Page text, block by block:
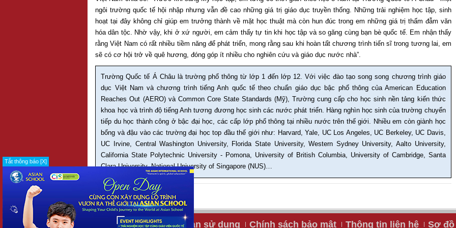
Tắt thông báo [X]
ngôi trường quốc tế hội nhập nhưng vẫn đề cao những giá trị giáo dục truyền thống. Những trải nghiệm học tập, sinh
hoạt tại đây không chỉ giúp em trưởng thành về mặt học thuật mà còn hun đúc trong em những giá trị thấm đẫm văn
hóa dân tộc. Nhờ vậy, khi ở xứ người, em cảm thấy tự tin khi học tập và so găng cùng bạn bè quốc tế. Em nhận thấy
rằng Việt Nam có rất nhiều tiềm năng để phát triển, mong rằng sau khi hoàn tất chương trình tiến sĩ trong tương lai, em
sẽ có cơ hội trở về quê hương, đóng góp ít nhiều cho nghiên cứu và giáo dục nước nhà”.
Trường Quốc tế Á Châu là trường phổ thông từ lớp 1 đến lớp 12. Với việc đào tạo song song chương trình giáo
dục Việt Nam và chương trình tiếng Anh quốc tế theo chuẩn giáo dục bậc phổ thông của American Education
Reaches Out (AERO) và Common Core State Standards (Mỹ), Trường cung cấp cho học sinh nền tảng kiến thức
khoa học và trình độ tiếng Anh tương đương học sinh các nước phát triển. Hàng nghìn học sinh của trường chuyển
tiếp du học thành công ở bậc đại học, các cấp lớp phổ thông tại nhiều nước trên thế giới. Nhiều em còn giành học
bổng và đậu vào các trường đại học top đầu thế giới như: Harvard, Yale, UC Los Angeles, UC Berkeley, UC Davis,
UC Irvine, Central Washington University, Florida State University, Western Sydney University, Aalto University,
California State Polytechnic University - Pomona, University of British Columbia, University of Cambridge, Santa
Clara University, National University of Singapore (NUS)…
IN GỬI BẠN BÈ
Tuyển dụng Điều khoản sử dụng Chính sách bảo mật Thông tin liên hệ Sơ